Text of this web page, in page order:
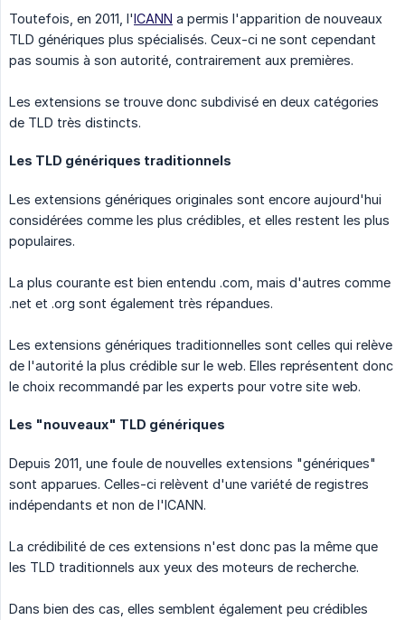
Toutefois, en 2011, l'ICANN a permis l'apparition de nouveaux
TLD génériques plus spécialisés. Ceux-ci ne sont cependant
pas soumis à son autorité, contrairement aux premières.
Les extensions se trouve donc subdivisé en deux catégories
de TLD très distincts.
Les TLD génériques traditionnels
Les extensions génériques originales sont encore aujourd'hui
considérées comme les plus crédibles, et elles restent les plus
populaires.
La plus courante est bien entendu .com, mais d'autres comme
.net et .org sont également très répandues.
Les extensions génériques traditionnelles sont celles qui relève
de l'autorité la plus crédible sur le web. Elles représentent donc
le choix recommandé par les experts pour votre site web.
Les "nouveaux" TLD génériques
Depuis 2011, une foule de nouvelles extensions "génériques"
sont apparues. Celles-ci relèvent d'une variété de registres
indépendants et non de l'ICANN.
La crédibilité de ces extensions n'est donc pas la même que
les TLD traditionnels aux yeux des moteurs de recherche.
Dans bien des cas, elles semblent également peu crédibles